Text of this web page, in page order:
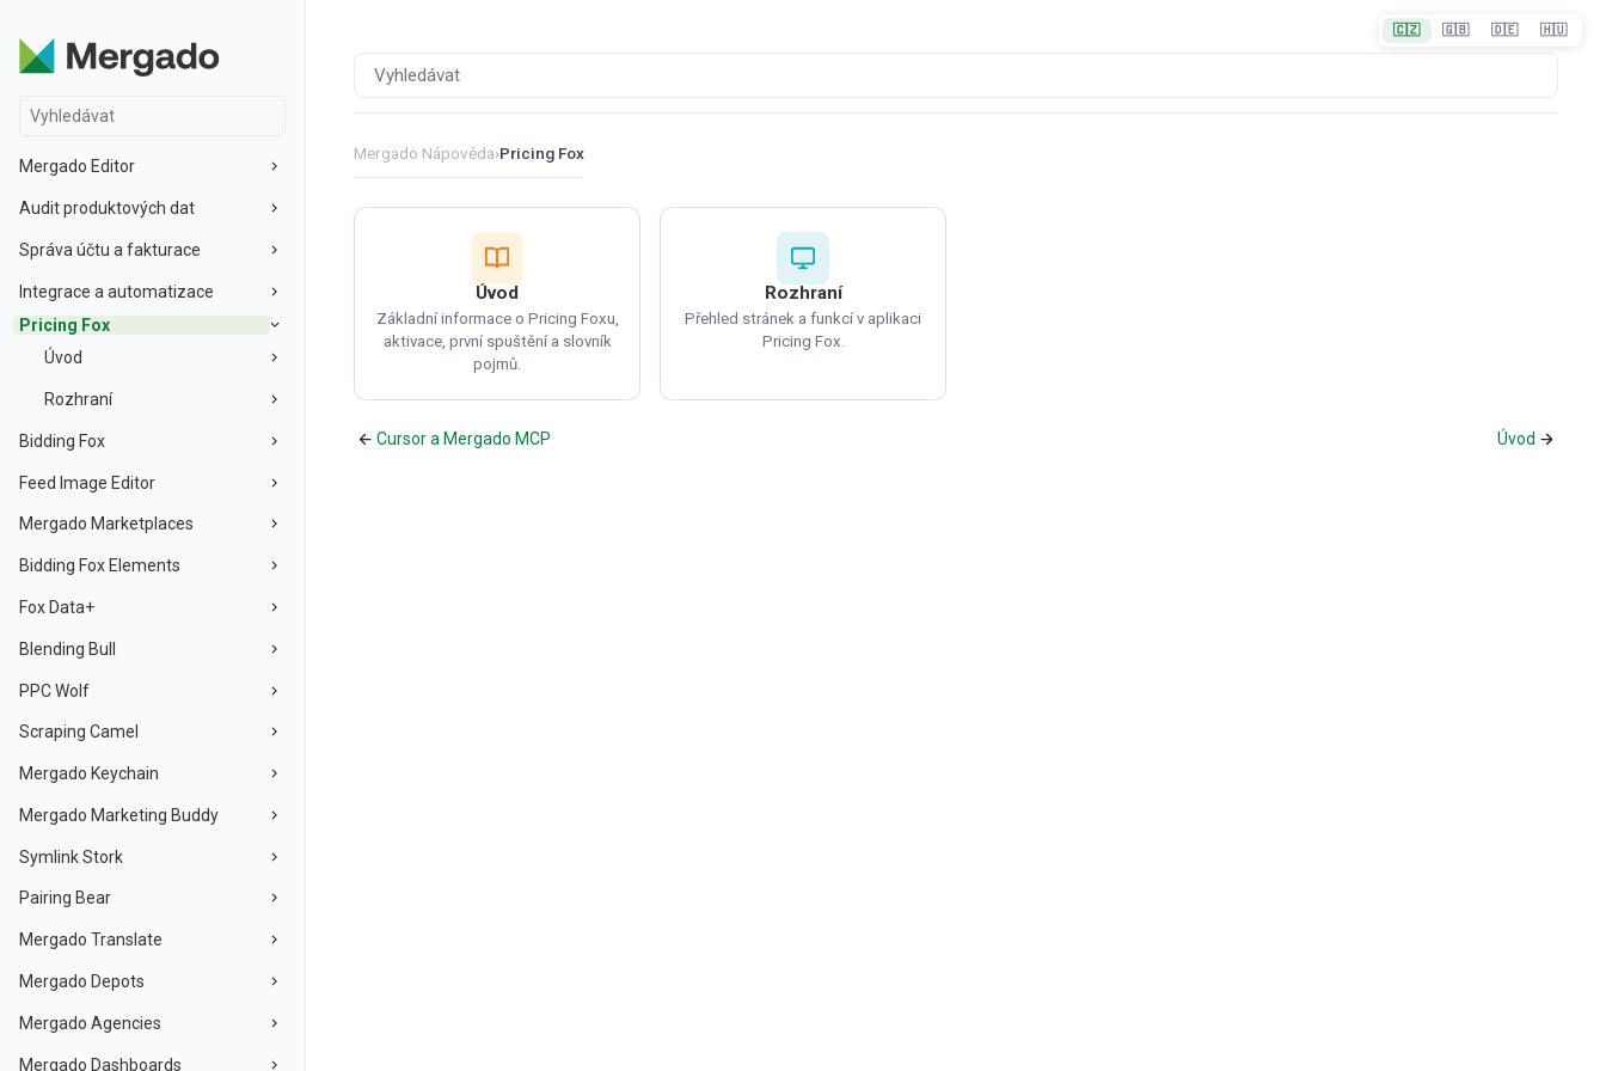
Mergado Editor
Audit produktových dat
Správa účtu a fakturace
Integrace a automatizace
Pricing Fox
Úvod
Rozhraní
Bidding Fox
Feed Image Editor
Mergado Marketplaces
Bidding Fox Elements
Fox Data+
Blending Bull
PPC Wolf
Scraping Camel
Mergado Keychain
Mergado Marketing Buddy
Symlink Stork
Pairing Bear
Mergado Translate
Mergado Depots
Mergado Agencies
Mergado Dashboards
Mergado Nápověda›Pricing Fox
Úvod
Základní informace o Pricing Foxu,
aktivace, první spuštění a slovník
pojmů.
Rozhraní
Přehled stránek a funkcí v aplikaci
Pricing Fox.
Cursor a Mergado MCP Úvod
🇨🇿 🇬🇧 🇩🇪 🇭🇺